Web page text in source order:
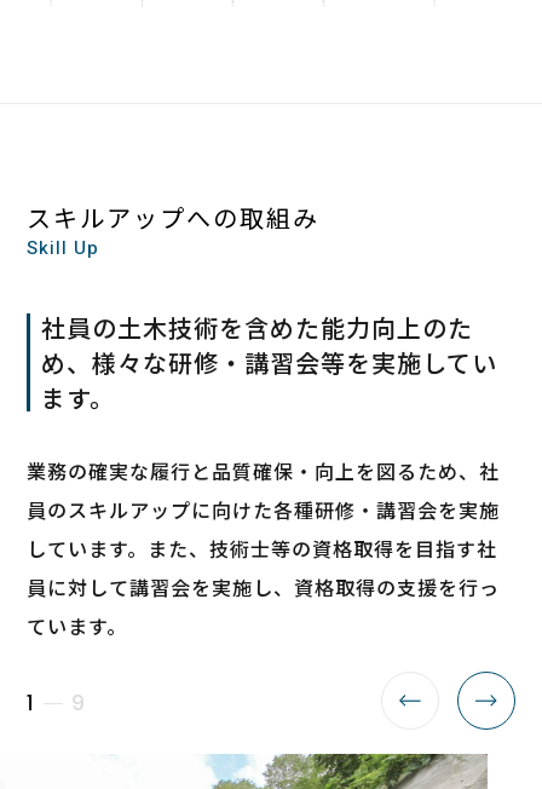
スキルアップへの取組み
Skill Up
社員の土木技術を含めた能力向上のた
め、様々な研修・講習会等を実施してい
ます。
業務の確実な履行と品質確保・向上を図るため、社
員のスキルアップに向けた各種研修・講習会を実施
しています。また、技術士等の資格取得を目指す社
員に対して講習会を実施し、資格取得の支援を行っ
ています。
1 9